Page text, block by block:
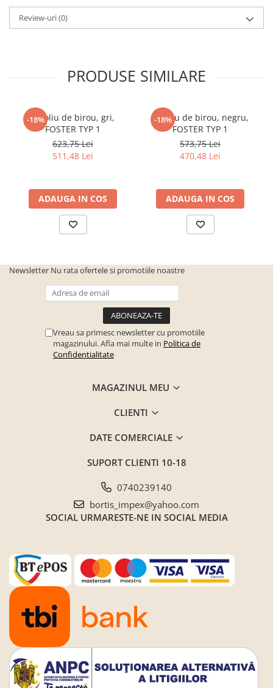
.Urmariti si schita de asamblare , usor de asamblat .
Se livreaza neasamblat,in colete . Coletele contin tot ce
este necesar pentru asamblare .
Review-uri(0)
PRODUSE SIMILARE
-18%
Fotoliu de birou, gri,
FOSTER TYP 1
623,75 Lei
511,48 Lei
ADAUGA IN COS
-18%
Fotoliu de birou, negru,
FOSTER TYP 1
573,75 Lei
470,48 Lei
ADAUGA IN COS
Newsletter Nu rata ofertele si promotiile noastre
Vreau sa primesc newsletter cu promotiile
magazinului. Afla mai multe in Politica de
Confidentialitate
MAGAZINUL MEU
CLIENTI
DATE COMERCIALE
SUPORT CLIENTI 10-18
0740239140
bortis_impex@yahoo.com
SOCIAL URMARESTE-NE IN SOCIAL MEDIA